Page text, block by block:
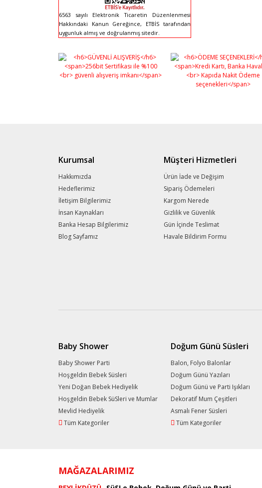
6563 sayılı Elektronik Ticaretin Düzenlenmesi
Hakkındaki Kanun Gereğince, ETBİS tarafından
uygunluk almış ve doğrulanmış sitedir.
Kurumsal
Hakkımızda
Hedeflerimiz
İletişim Bilgilerimiz
İnsan Kaynakları
Banka Hesap Bilgilerimiz
Blog Sayfamız
Müşteri Hizmetleri
Ürün İade ve Değişim
Sipariş Ödemeleri
Kargom Nerede
Gizlilik ve Güvenlik
Gün İçinde Teslimat
Havale Bildirim Formu
Baby Shower
Baby Shower Parti
Hoşgeldin Bebek Süsleri
Yeni Doğan Bebek Hediyelik
Hoşgeldin Bebek SüSleri ve Mumlar
Mevlid Hediyelik
Tüm Kategoriler
Doğum Günü Süsleri
Balon, Folyo Balonlar
Doğum Günü Yazıları
Doğum Günü ve Parti Işıkları
Dekoratif Mum Çeşitleri
Asmalı Fener Süsleri
Tüm Kategoriler
MAĞAZALARIMIZ